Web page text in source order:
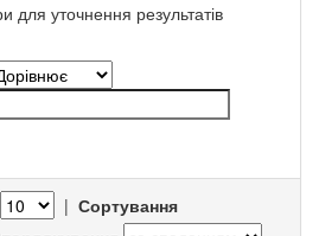
для уточнення результатів
| Сортування